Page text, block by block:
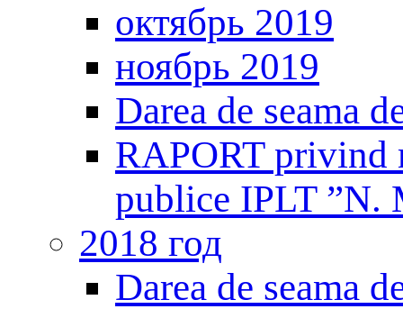
октябрь 2019
ноябрь 2019
Darea de seama
RAPORT privind
publice IPLT ”N.
2018 год
Darea de seama